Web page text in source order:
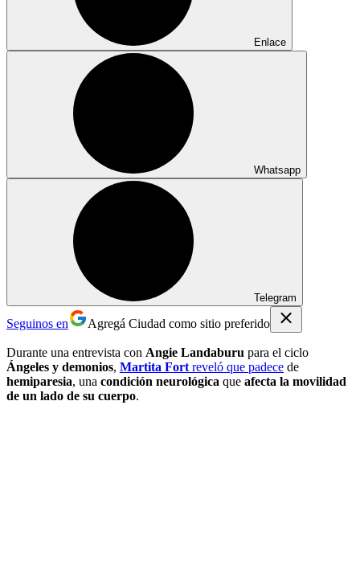
Enlace
Whatsapp
Telegram
Seguinos en Agregá Ciudad como sitio preferido
Durante una entrevista con Angie Landaburu para el ciclo
Ángeles y demonios, Martita Fort reveló que padece de
hemiparesia, una condición neurológica que afecta la movilidad
de un lado de su cuerpo.